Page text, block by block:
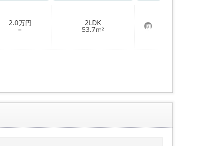
2.0万円
－
2LDK
53.7m² お
気
に
入